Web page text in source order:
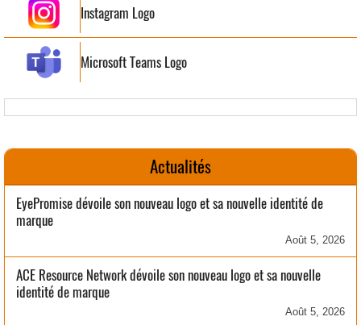
Instagram Logo
Microsoft Teams Logo
Actualités
EyePromise dévoile son nouveau logo et sa nouvelle identité de
marque
Août 5, 2026
ACE Resource Network dévoile son nouveau logo et sa nouvelle
identité de marque
Août 5, 2026